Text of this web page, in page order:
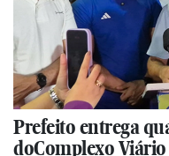
Prefeito entrega
doComplexo